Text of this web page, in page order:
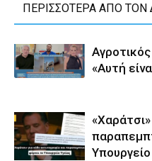
ΠΕΡΙΣΣΟΤΕΡΑ ΑΠΟ ΤΟΝ
«Αυτή